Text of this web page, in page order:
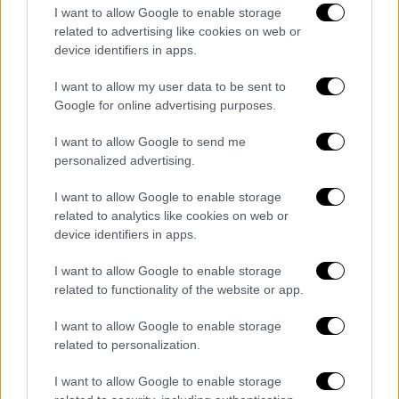
I want to allow Google to enable storage
related to advertising like cookies on web or
device identifiers in apps.
I want to allow my user data to be sent to
Google for online advertising purposes.
I want to allow Google to send me
personalized advertising.
I want to allow Google to enable storage
related to analytics like cookies on web or
device identifiers in apps.
I want to allow Google to enable storage
related to functionality of the website or app.
I want to allow Google to enable storage
related to personalization.
I want to allow Google to enable storage
χάσει τον έλεγχο του οχήματος πριν
δολοφονήσει την άτυχη Εμμα και είχε
εισέλθει στο αντίθετο ρεύμα κυκλοφορίας.
Σε καμία περίπτωση δεν ισχύουν αυτά τα
οποία ισχυρίστηκε ο δράστης, ότι δηλαδή
, καθώς
επίσης υπάρχουν και μαρτυρίες που
επιβεβαιώνουν τα ανωτέρω. Οπως επίσης
υπάρχει και μαρτυρία από αυτόπτη μάρτυρα
ότι χτύπησε την άτυχη Εμμα ο δράστης και
δεύτερη φορά με το αυτοκίνητο.
συμπεριφορά του δεν είναι μόνο
εγκληματική, είναι και δολοφονική
έχει επιδείξει μέχρι και σήμερα κανένα ίχνος
μεταμέλειας», δήλωσε στην ίδια εφημερίδα
ο δικηγόρος της οικογένειας της 21χρονης
φοιτήτριας, Νικόλαος Ρουσσόπουλος.